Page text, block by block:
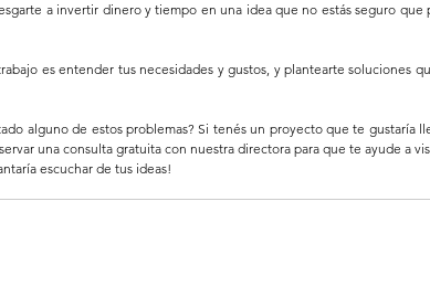
a invertir dinero y tiempo en una idea que no estás seguro
es entender tus necesidades y gustos, y plantearte soluciones
alguno de estos problemas? Si tenés un proyecto que te gustaría
una consulta gratuita con nuestra directora para que te ayude a
escuchar de tus ideas!